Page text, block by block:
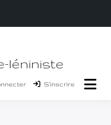
léniniste
S’inscrire